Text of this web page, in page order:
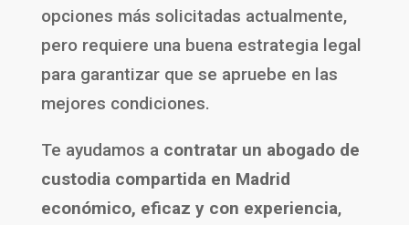
opciones más solicitadas actualmente,
pero requiere una buena estrategia legal
para garantizar que se apruebe en las
mejores condiciones.
Te ayudamos a contratar un abogado de
custodia compartida en Madrid
económico, eficaz y con experiencia,